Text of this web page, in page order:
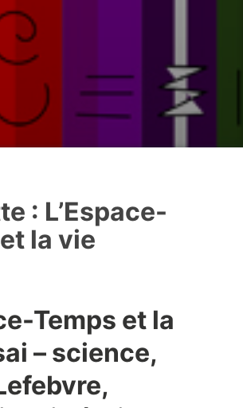
: L’Espace-
la vie
Temps et la
– science,